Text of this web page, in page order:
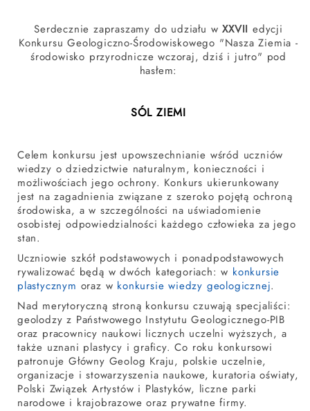
Serdecznie zapraszamy do udziału wXXVII edycji
Konkursu Geologiczno-Środowiskowego "Nasza Ziemia -
środowisko przyrodnicze wczoraj, dziś i jutro" pod
hasłem:
SÓL ZIEMI
Celem konkursu jest upowszechnianie wśród uczniów
wiedzy o dziedzictwie naturalnym, konieczności i
możliwościach jego ochrony. Konkurs ukierunkowany
jest na zagadnienia związane z szeroko pojętą ochroną
środowiska, a w szczególności na uświadomienie
osobistej odpowiedzialności każdego człowieka za jego
stan.
Uczniowie szkół podstawowych i ponadpodstawowych
rywalizować będą w dwóch kategoriach: w konkursie
plastycznym oraz w konkursie wiedzy geologicznej.
Nad merytoryczną stroną konkursu czuwają specjaliści:
geolodzy z Państwowego Instytutu Geologicznego-PIB
oraz pracownicy naukowi licznych uczelni wyższych, a
także uznani plastycy i graficy. Co roku konkursowi
patronuje Główny Geolog Kraju, polskie uczelnie,
organizacje i stowarzyszenia naukowe, kuratoria oświaty,
Polski Związek Artystów i Plastyków, liczne parki
narodowe i krajobrazowe oraz prywatne firmy.